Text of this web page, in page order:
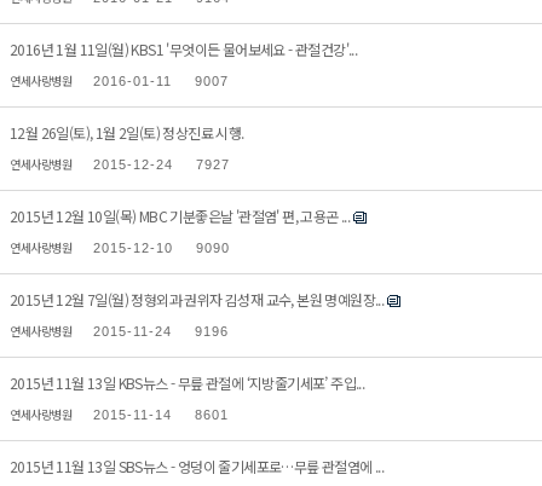
2016년 1월 11일(월) KBS1 '무엇이든 물어보세요 - 관절건강'...
연세사랑병원 2016-01-11 9007
12월 26일(토), 1월 2일(토) 정상진료 시행.
연세사랑병원 2015-12-24 7927
2015년 12월 10일(목) MBC 기분좋은날 '관절염' 편, 고용곤 ...
연세사랑병원 2015-12-10 9090
2015년 12월 7일(월) 정형외과 권위자 김성재 교수, 본원 명예원장...
연세사랑병원 2015-11-24 9196
2015년 11월 13일 KBS뉴스 - 무릎 관절에 ‘지방줄기세포’ 주입...
연세사랑병원 2015-11-14 8601
2015년 11월 13일 SBS뉴스 - 엉덩이 줄기세포로…무릎 관절염에 ...